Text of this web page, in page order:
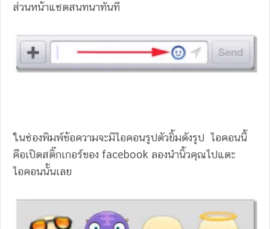
ส่วนหน้าแชตสนทนาทันที
ในช่องพิมพ์ข้อความจะมีไอคอนรูปตัวยิ้มดังรูป ไอคอนนี้
คือเปิดสติ๊กเกอร์ของ facebook ลองนำนิ้วคุณไปแตะ
ไอคอนนั้นเลย